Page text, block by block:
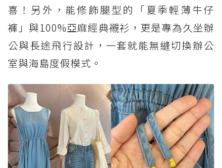
喜！另外，能修飾腿型的「夏季輕薄牛仔
褲」與100%亞麻經典襯衫，更是專為久坐辦
公與長途飛行設計，一套就能無縫切換辦公
室與海島度假模式。